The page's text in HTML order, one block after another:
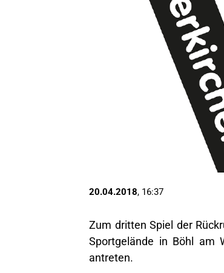
20.04.2018, 16:37
Zum dritten Spiel der
Sportgelände in Böhl am
antreten.